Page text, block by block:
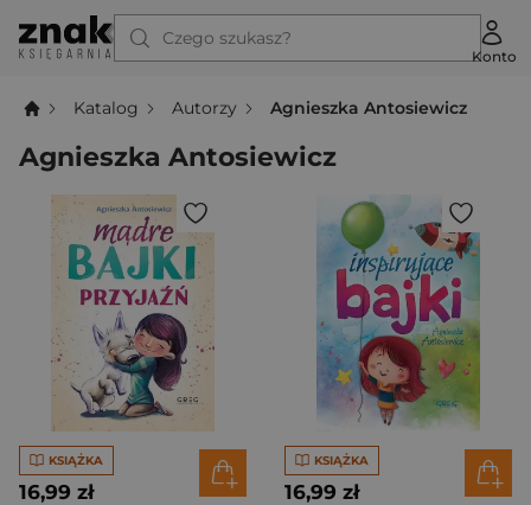
Czego szukasz?
Konto
Katalog Autorzy Agnieszka Antosiewicz
Agnieszka Antosiewicz
KSIĄŻKA
16,99 zł
KSIĄŻKA
16,99 zł